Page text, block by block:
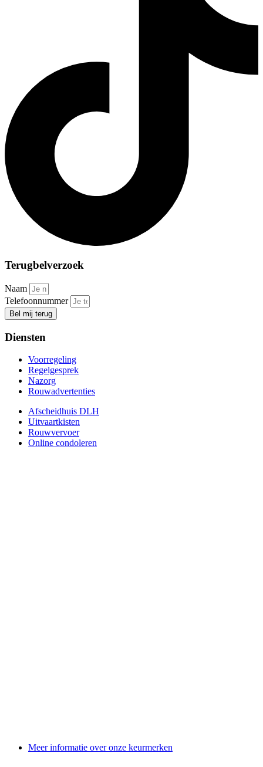
Terugbelverzoek
Naam
Telefoonnummer
Bel mij terug
Diensten
Voorregeling
Regelgesprek
Nazorg
Rouwadvertenties
Afscheidhuis DLH
Uitvaartkisten
Rouwvervoer
Online condoleren
Meer informatie over onze keurmerken